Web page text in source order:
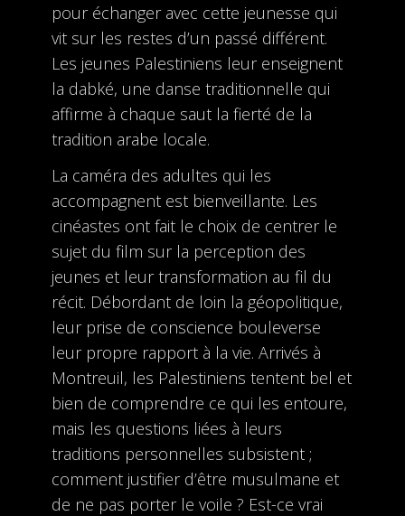
pour échanger avec cette jeunesse qui
vit sur les restes d’un passé différent.
Les jeunes Palestiniens leur enseignent
la dabké, une danse traditionnelle qui
affirme à chaque saut la fierté de la
tradition arabe locale.
La caméra des adultes qui les
accompagnent est bienveillante. Les
cinéastes ont fait le choix de centrer le
sujet du film sur la perception des
jeunes et leur transformation au fil du
récit. Débordant de loin la géopolitique,
leur prise de conscience bouleverse
leur propre rapport à la vie. Arrivés à
Montreuil, les Palestiniens tentent bel et
bien de comprendre ce qui les entoure,
mais les questions liées à leurs
traditions personnelles subsistent ;
comment justifier d’être musulmane et
de ne pas porter le voile ? Est-ce vrai